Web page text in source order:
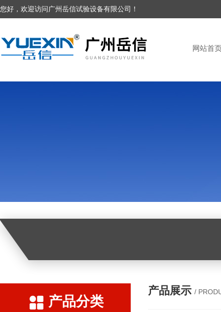
您好，欢迎访问广州岳信试验设备有限公司！
网站首
产品分类
产品展示 /